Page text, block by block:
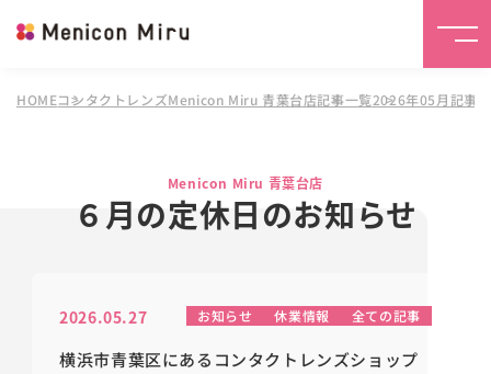
HOMEコンタクトレンズMenicon Miru 青葉台店記事一覧2026年05月記事
Menicon Miru 青葉台店
６月の定休日のお知らせ
2026.05.27 お知らせ 休業情報 全ての記事
横浜市青葉区にあるコンタクトレンズショップ